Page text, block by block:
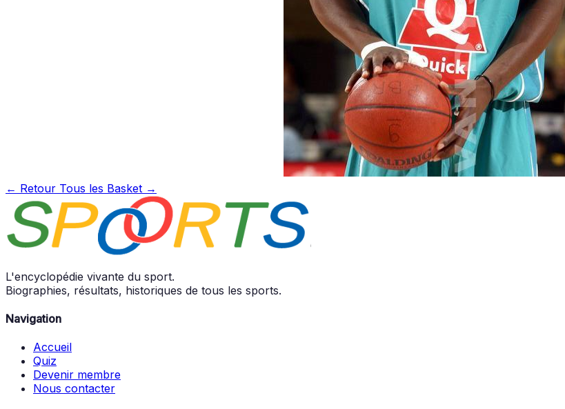
← Retour Tous les Basket →
L'encyclopédie vivante du sport.
Biographies, résultats, historiques de tous les sports.
Navigation
Accueil
Quiz
Devenir membre
Nous contacter